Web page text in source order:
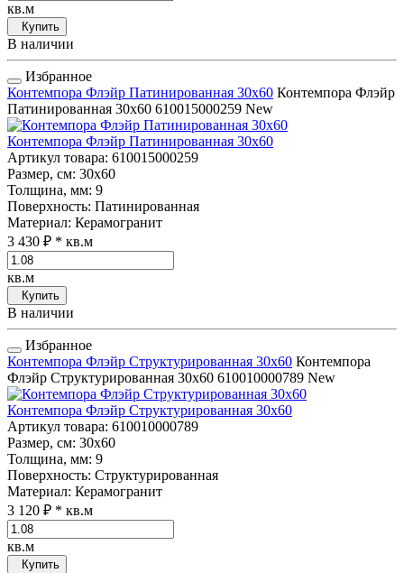
кв.м
Купить
В наличии
Избранное
Контемпора Флэйр Патинированная 30x60 Контемпора Флэйр
Патинированная 30x60 610015000259 New
Контемпора Флэйр Патинированная 30x60
Артикул товара: 610015000259
Размер, см: 30x60
Толщина, мм: 9
Поверхность: Патинированная
Материал: Керамогранит
3 430 ₽ * кв.м
кв.м
Купить
В наличии
Избранное
Контемпора Флэйр Структурированная 30x60 Контемпора
Флэйр Структурированная 30x60 610010000789 New
Контемпора Флэйр Структурированная 30x60
Артикул товара: 610010000789
Размер, см: 30x60
Толщина, мм: 9
Поверхность: Структурированная
Материал: Керамогранит
3 120 ₽ * кв.м
кв.м
Купить